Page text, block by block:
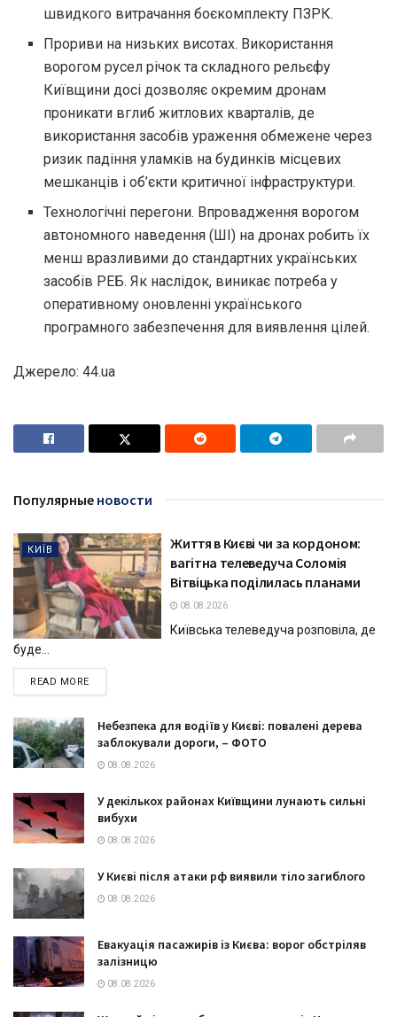
швидкого витрачання боєкомплекту ПЗРК.
Прориви на низьких висотах. Використання
ворогом русел річок та складного рельєфу
Київщини досі дозволяє окремим дронам
проникати вглиб житлових кварталів, де
використання засобів ураження обмежене через
ризик падіння уламків на будинків місцевих
мешканців і об’єкти критичної інфраструктури.
Технологічні перегони. Впровадження ворогом
автономного наведення (ШІ) на дронах робить їх
менш вразливими до стандартних українських
засобів РЕБ. Як наслідок, виникає потреба у
оперативному оновленні українського
програмного забезпечення для виявлення цілей.
Джерело: 44.ua
Популярные новости
КИЇВ
Життя в Києві чи за кордоном:
вагітна телеведуча Соломія
Вітвіцька поділилась планами
08.08.2026
Київська телеведуча розповіла, де
буде...
READ MOREDETAILS
Небезпека для водіїв у Києві: повалені дерева
заблокували дороги, – ФОТО
08.08.2026
У декількох районах Київщини лунають сильні
вибухи
08.08.2026
У Києві після атаки рф виявили тіло загиблого
08.08.2026
Евакуація пасажирів із Києва: ворог обстріляв
залізницю
08.08.2026